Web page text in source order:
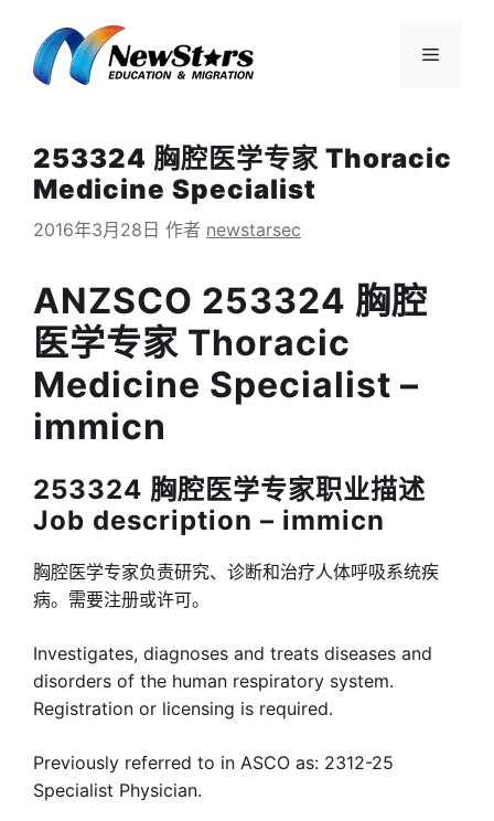
菜
253324 胸腔医学专家 Thoracic
Medicine Specialist
2016年3月28日 作者 newstarsec
ANZSCO 253324 胸腔
医学专家 Thoracic
Medicine Specialist –
immicn
253324 胸腔医学专家职业描述
Job description – immicn
胸腔医学专家负责研究、诊断和治疗人体呼吸系统疾
病。需要注册或许可。
Investigates, diagnoses and treats diseases and
disorders of the human respiratory system.
Registration or licensing is required.
Previously referred to in ASCO as: 2312-25
Specialist Physician.